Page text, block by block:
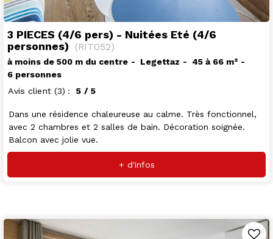
3 PIECES (4/6 pers) - Nuitées Eté (4/6
personnes)
(RIT052)
à moins de 500 m du centre Legettaz 45 à 66 m²
6 personnes
Avis client (3) 5 / 5
Dans une résidence chaleureuse au calme. Très fonctionnel,
avec 2 chambres et 2 salles de bain. Décoration soignée.
Balcon avec jolie vue.
+ d'infos